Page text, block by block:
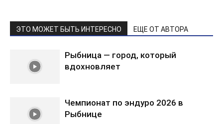
ЭТО МОЖЕТ БЫТЬ ИНТЕРЕСНО ЕЩЕ ОТ АВТОРА
Рыбница — город, который
вдохновляет
Чемпионат по эндуро 2026 в
Рыбнице